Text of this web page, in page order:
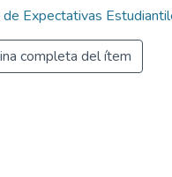
Expectativas
completa del ítem